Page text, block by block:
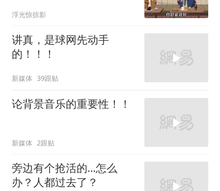
浮光惊掠影
讲真，是球网先动手
的！！！
新媒体 39跟贴
论背景音乐的重要性！！
新媒体 2跟贴
旁边有个抢活的…怎么
办？人都过去了？